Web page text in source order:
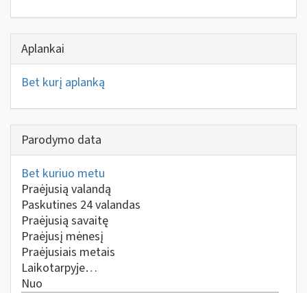
Aplankai
Bet kurį aplanką
Parodymo data
Bet kuriuo metu
Praėjusią valandą
Paskutines 24 valandas
Praėjusią savaitę
Praėjusį mėnesį
Praėjusiais metais
Laikotarpyje…
Nuo